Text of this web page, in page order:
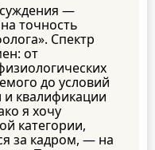
—
точность
Спектр
от
до условий
квалификации
я хочу
категории,
за кадром, — на